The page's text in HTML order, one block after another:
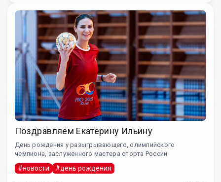
Поздравляем Екатерину Ильину
День рождения у разыгрывающего, олимпийского
чемпиона, заслуженного мастера спорта России
#новости #день рождения